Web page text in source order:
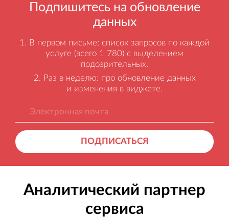
Подпишитесь на обновление
данных
В первом письме: список запросов по каждой
услуге (всего 1 780) с выделением
подозрительных.
Раз в неделю: про обновление данных
и изменения в виджете.
ПОДПИСАТЬСЯ
Аналитический партнер
сервиса